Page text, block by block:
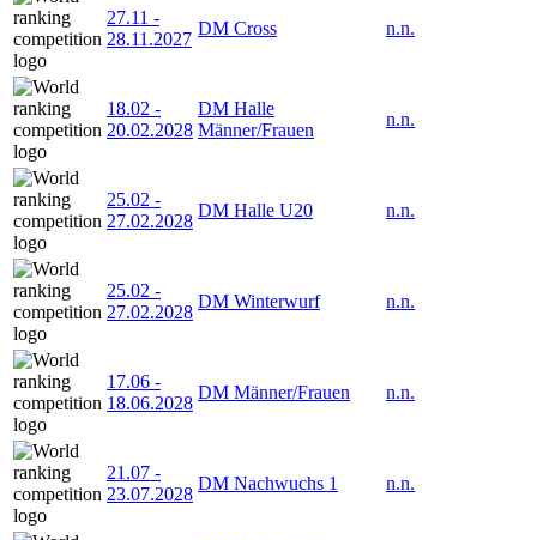
27.11 -
28.11.2027
DM Cross n.n.
18.02 -
20.02.2028
DM Halle
Männer/Frauen
n.n.
25.02 -
27.02.2028
DM Halle U20 n.n.
25.02 -
27.02.2028
DM Winterwurf n.n.
17.06 -
18.06.2028
DM Männer/Frauen n.n.
21.07 -
23.07.2028
DM Nachwuchs 1 n.n.